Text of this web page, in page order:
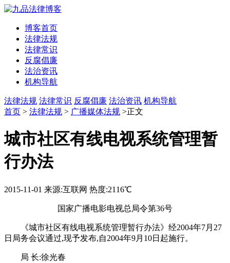
博客首页
法律法规
法律常识
反腐倡廉
法治资讯
机构导航
法律法规 法律常识 反腐倡廉 法治资讯 机构导航
首页 > 法律法规 > 广播媒体法规 >正文
城市社区有线电视系统管理暂
行办法
2015-11-01 来源:互联网 热度:2116℃
国家广播电影电视总局令第36号
《城市社区有线电视系统管理暂行办法》经2004年7月27
日局务会议通过,现予发布,自2004年9月10日起施行。
局 长:徐光春